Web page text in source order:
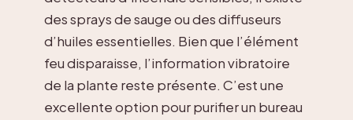
des sprays de sauge ou des diffuseurs
d’huiles essentielles. Bien que l’élément
feu disparaisse, l’information vibratoire
de la plante reste présente. C’est une
excellente option pour purifier un bureau